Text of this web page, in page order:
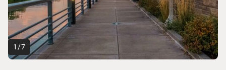
1 /7